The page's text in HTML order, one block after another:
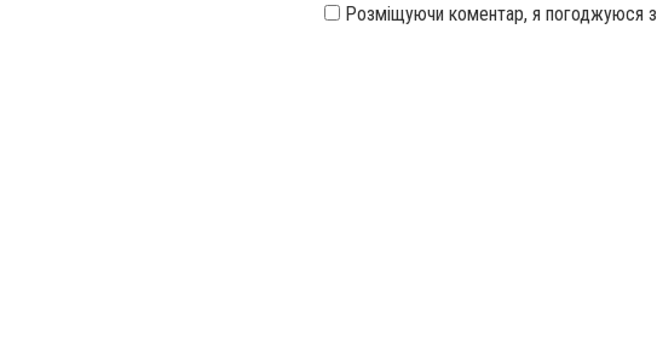
Розміщуючи коментар, я погоджуюся з